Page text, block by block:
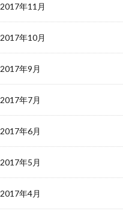
2017年11月
2017年10月
2017年9月
2017年7月
2017年6月
2017年5月
2017年4月